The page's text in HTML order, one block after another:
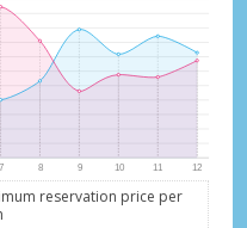
avec eLink
reservation price per